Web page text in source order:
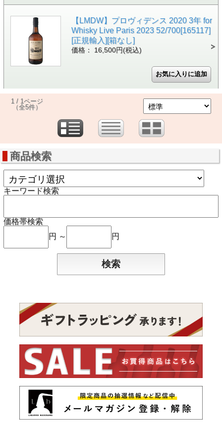
【LMDW】プロヴィデンス 2020 3年 for
Whisky Live Paris 2023 52/700[165117]
[正規輸入][箱なし]
価格： 16,500円(税込)
1 / 1ページ
（全5件）
商品検索
キーワード検索
価格帯検索
円 ～
円